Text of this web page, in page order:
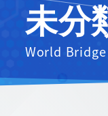
未分
World